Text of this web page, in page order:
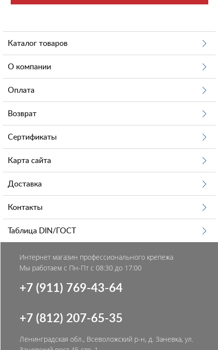
Каталог товаров
О компании
Оплата
Возврат
Сертификаты
Карта сайта
Доставка
Контакты
Таблица DIN/ГОСТ
Интернет магазин профессионального крепежа
Мы работаем с Пн-Пт с 08:30 до 17:00
+7 (911) 769-43-64
+7 (812) 207-65-35
Ленинградская обл., Всеволожский р-н, д. Заневка, ул.